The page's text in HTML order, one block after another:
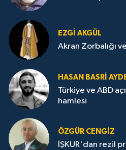
EZGI AKGÜL
Akran Zorbalığı
HASAN BASRI
Türkiye ve ABD
hamlesi
ÖZGÜR CENGIZ
İŞKUR'dan rezil